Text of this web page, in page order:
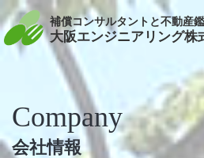
補償コンサルタントと不動産
大阪エンジニアリング株
Company
会社情報